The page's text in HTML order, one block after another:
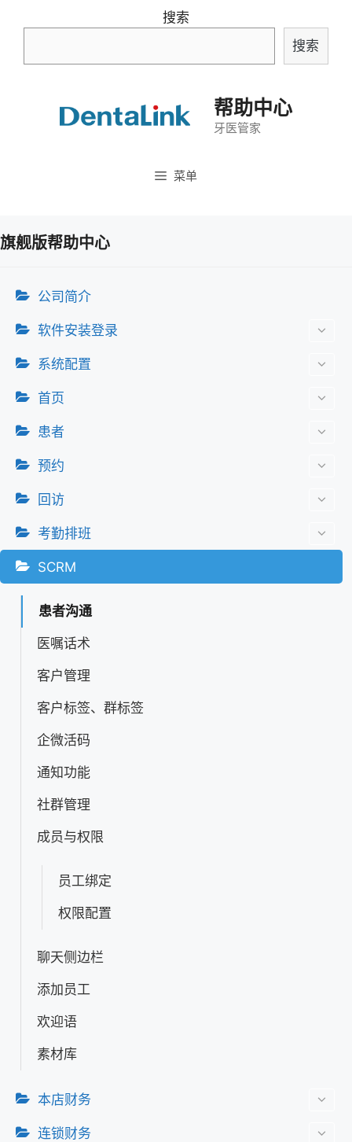
搜索
搜索
帮助中心
牙医管家
菜单
旗舰版帮助中心
公司简介
软件安装登录
系统配置
首页
患者
预约
回访
考勤排班
SCRM
患者沟通
医嘱话术
客户管理
客户标签、群标签
企微活码
通知功能
社群管理
成员与权限
员工绑定
权限配置
聊天侧边栏
添加员工
欢迎语
素材库
本店财务
连锁财务